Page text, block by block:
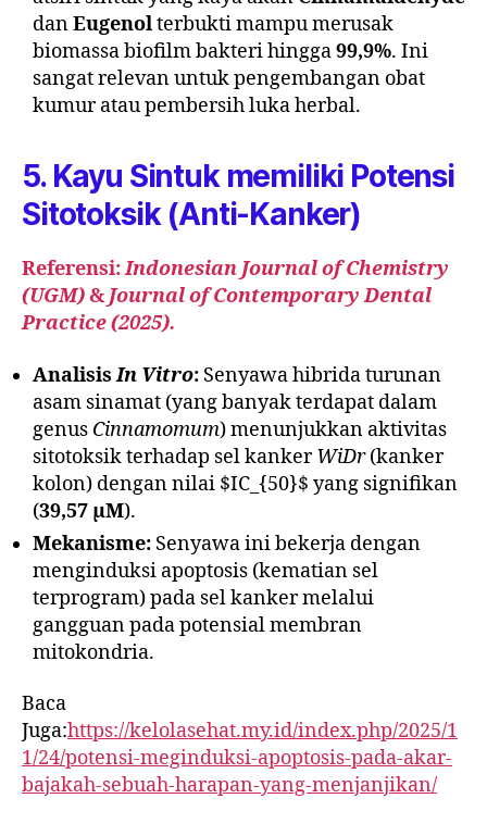
danEugenolterbukti mampu merusak
biomassa biofilm bakteri hingga99,9%. Ini
sangat relevan untuk pengembangan obat
kumur atau pembersih luka herbal.
5. Kayu Sintuk memiliki Potensi
Sitotoksik (Anti-Kanker)
Referensi:Indonesian Journal of Chemistry
(UGM)&Journal of Contemporary Dental
Practice (2025).
AnalisisIn Vitro: Senyawa hibrida turunan
asam sinamat (yang banyak terdapat dalam
genus Cinnamomum) menunjukkan aktivitas
sitotoksik terhadap sel kankerWiDr(kanker
kolon) dengan nilai $IC_{50}$ yang signifikan
(39,57 µM).
Mekanisme: Senyawa ini bekerja dengan
menginduksi apoptosis (kematian sel
terprogram) pada sel kanker melalui
gangguan pada potensial membran
mitokondria.
Baca
Juga:https://kelolasehat.my.id/index.php/2025/1
1/24/potensi-meginduksi-apoptosis-pada-akar-
bajakah-sebuah-harapan-yang-menjanjikan/